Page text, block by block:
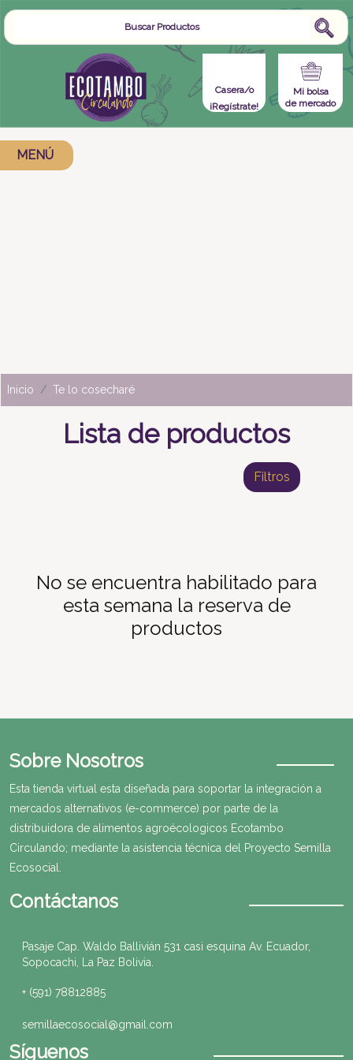
Casera/o
¡Regístrate!
Mi bolsa
de mercado
MENÚ
Inicio Te lo cosecharé
Lista de productos
Filtros
No se encuentra habilitado para
esta semana la reserva de
productos
Sobre Nosotros
Esta tienda virtual esta diseñada para soportar la integración a
mercados alternativos (e-commerce) por parte de la
distribuidora de alimentos agroécologicos Ecotambo
Circulando; mediante la asistencia técnica del Proyecto Semilla
Ecosocial.
Contáctanos
Pasaje Cap. Waldo Ballivián 531 casi esquina Av. Ecuador,
Sopocachi, La Paz Bolivia.
+ (591) 78812885
semillaecosocial@gmail.com
Síguenos